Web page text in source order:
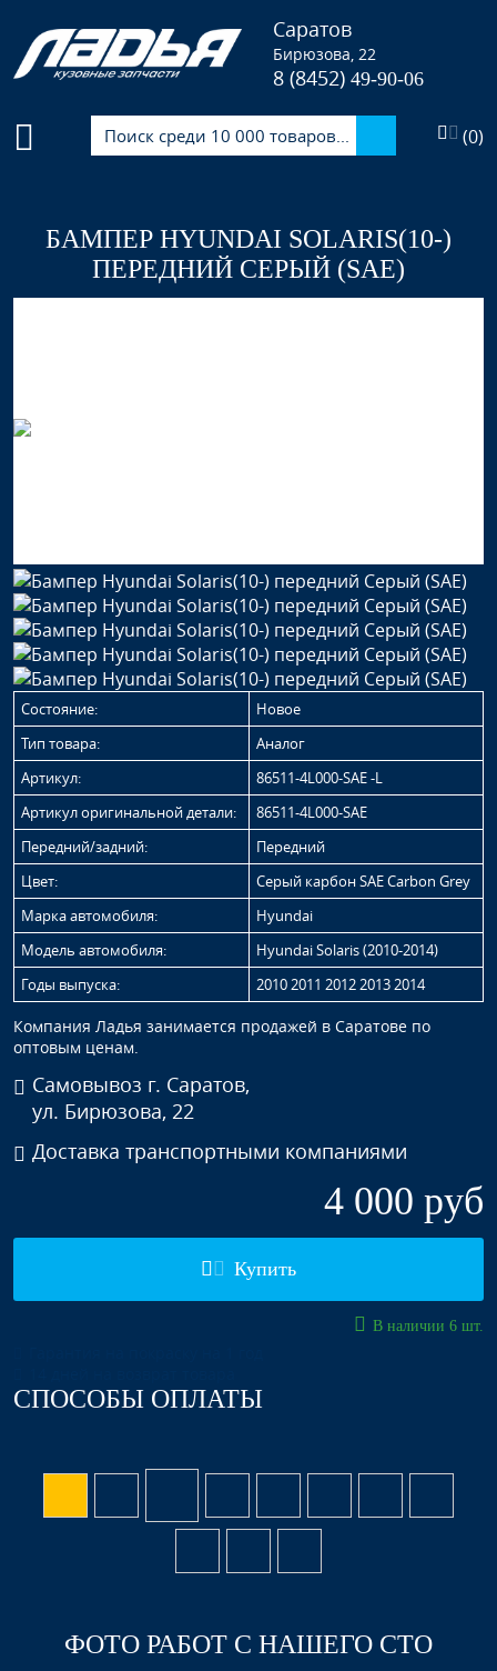
Саратов
Бирюзова, 22
8 (8452)49-90-06
(0)
БАМПЕР HYUNDAI SOLARIS(10-)
ПЕРЕДНИЙ СЕРЫЙ (SAE)
Состояние:
Новое
Тип товара:
Аналог
Артикул:
86511-4L000-SAE -L
Артикул оригинальной детали:
86511-4L000-SAE
Передний/задний:
Передний
Цвет:
Серый карбон SAE Carbon Grey
Марка автомобиля:
Hyundai
Модель автомобиля:
Hyundai Solaris (2010-2014)
Годы выпуска:
2010 2011 2012 2013 2014
Компания Ладья занимается продажей в Саратове по
оптовым ценам.
Самовывоз г. Саратов,
ул. Бирюзова, 22
Доставка транспортными компаниями
4 000 руб
Купить
В наличии 6 шт.
СПОСОБЫ ОПЛАТЫ
ФОТО РАБОТ С НАШЕГО СТО